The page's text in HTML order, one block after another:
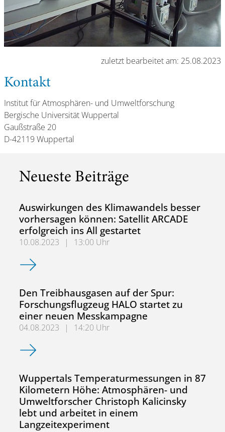
zuletzt bearbeitet am: 25.08.2023
Kontakt
Institut für Atmosphären- und Umweltforschung
Bergische Universität Wuppertal
Gaußstraße 20
D-42119 Wuppertal
Neueste Beiträge
Auswirkungen des Klimawandels besser
vorhersagen können: Satellit ARCADE
erfolgreich ins All gestartet
10.08.2023 |
13:00 Uhr
Auswirkungen des Klimawandels besser vorhersagen
Den Treibhausgasen auf der Spur:
Forschungsflugzeug HALO startet zu
einer neuen Messkampagne
04.08.2023 |
14:20 Uhr
Den Treibhausgasen auf der Spur: Forschungsflugzeug
Wuppertals Temperaturmessungen in 87
Kilometern Höhe: Atmosphären- und
Umweltforscher Christoph Kalicinsky
lebt und arbeitet in einem
Langzeitexperiment